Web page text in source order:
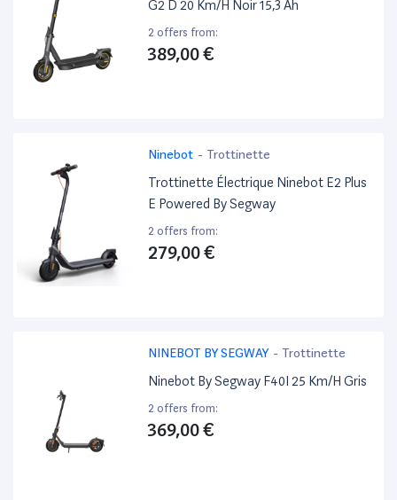
G2 D 20 Km/H Noir 15,3 Ah
2 offers from:
389,00 €
Ninebot - Trottinette
Trottinette Électrique Ninebot E2 Plus
E Powered By Segway
2 offers from:
279,00 €
NINEBOT BY SEGWAY - Trottinette
Ninebot By Segway F40I 25 Km/H Gris
2 offers from:
369,00 €